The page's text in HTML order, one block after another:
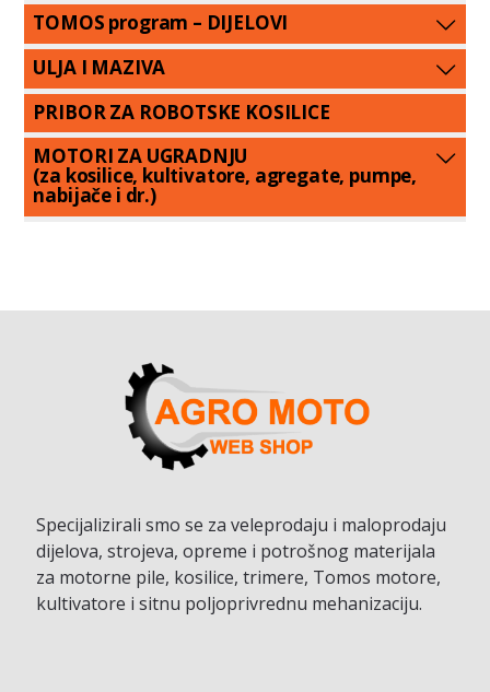
TOMOS program – DIJELOVI
ULJA I MAZIVA
PRIBOR ZA ROBOTSKE KOSILICE
MOTORI ZA UGRADNJU
(za kosilice, kultivatore, agregate, pumpe,
nabijače i dr.)
Specijalizirali smo se za veleprodaju i maloprodaju
dijelova, strojeva, opreme i potrošnog materijala
za motorne pile, kosilice, trimere, Tomos motore,
kultivatore i sitnu poljoprivrednu mehanizaciju.